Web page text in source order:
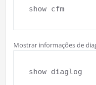
show cfm
Mostrar informações de
show diaglog